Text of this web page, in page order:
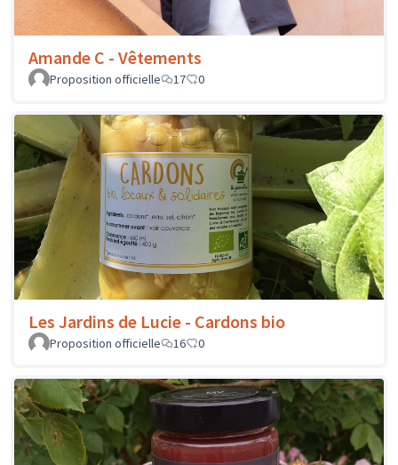
Amande C - Vêtements
Proposition officielle 17 0
Les Jardins de Lucie - Cardons bio
Proposition officielle 16 0